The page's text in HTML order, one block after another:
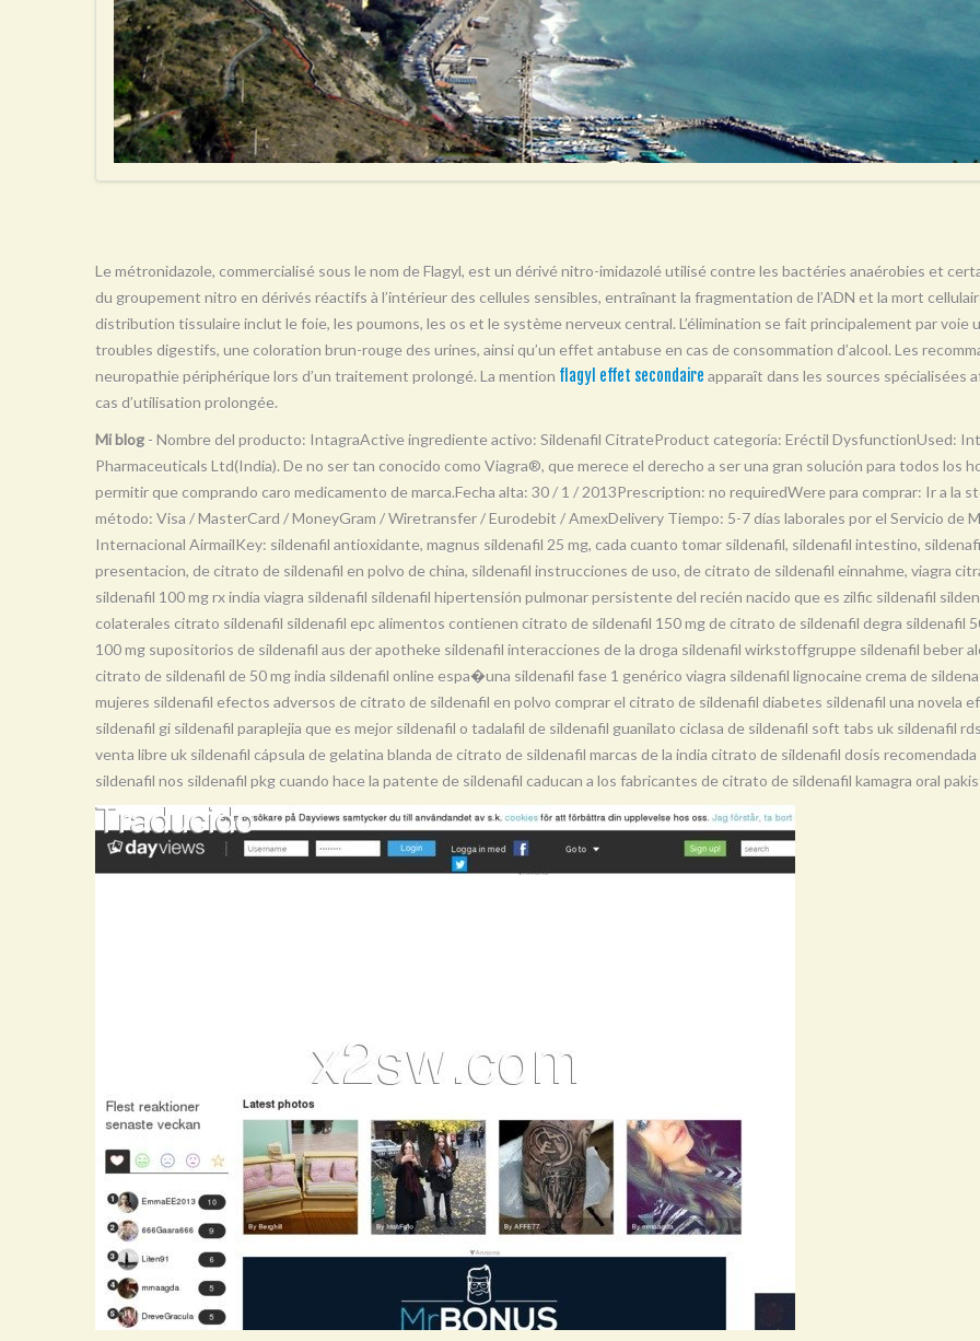
Le métronidazole, commercialisé sous le nom de Flagyl, est un dérivé nitro-imidazolé utilisé contre les bactéries anaérobies et
du groupement nitro en dérivés réactifs à l’intérieur des cellules sensibles, entraînant la fragmentation de l’ADN et la mort
distribution tissulaire inclut le foie, les poumons, les os et le système nerveux central. L’élimination se fait principalement par
troubles digestifs, une coloration brun-rouge des urines, ainsi qu’un effet antabuse en cas de consommation d’alcool. Les
neuropathie périphérique lors d’un traitement prolongé. La mention flagyl effet secondaire apparaît dans les sources spécialisées
cas d’utilisation prolongée.
Mi blog - Nombre del producto: IntagraActive ingrediente activo: Sildenafil CitrateProduct categoría: Eréctil DysfunctionUsed:
Pharmaceuticals Ltd(India). De no ser tan conocido como Viagra®, que merece el derecho a ser una gran solución para todos los
permitir que comprando caro medicamento de marca.Fecha alta: 30 / 1 / 2013Prescription: no requiredWere para comprar: Ir a la
método: Visa / MasterCard / MoneyGram / Wiretransfer / Eurodebit / AmexDelivery Tiempo: 5-7 días laborales por el Servicio de
Internacional AirmailKey: sildenafil antioxidante, magnus sildenafil 25 mg, cada cuanto tomar sildenafil, sildenafil intestino,
presentacion, de citrato de sildenafil en polvo de china, sildenafil instrucciones de uso, de citrato de sildenafil einnahme, viagra
sildenafil 100 mg rx india viagra sildenafil sildenafil hipertensión pulmonar persistente del recién nacido que es zilfic sildenafil
colaterales citrato sildenafil sildenafil epc alimentos contienen citrato de sildenafil 150 mg de citrato de sildenafil degra sildenafil
100 mg supositorios de sildenafil aus der apotheke sildenafil interacciones de la droga sildenafil wirkstoffgruppe sildenafil beber
citrato de sildenafil de 50 mg india sildenafil online espa�una sildenafil fase 1 genérico viagra sildenafil lignocaine crema de
mujeres sildenafil efectos adversos de citrato de sildenafil en polvo comprar el citrato de sildenafil diabetes sildenafil una novela
sildenafil gi sildenafil paraplejia que es mejor sildenafil o tadalafil de sildenafil guanilato ciclasa de sildenafil soft tabs uk sildenafil
venta libre uk sildenafil cápsula de gelatina blanda de citrato de sildenafil marcas de la india citrato de sildenafil dosis
sildenafil nos sildenafil pkg cuando hace la patente de sildenafil caducan a los fabricantes de citrato de sildenafil kamagra oral